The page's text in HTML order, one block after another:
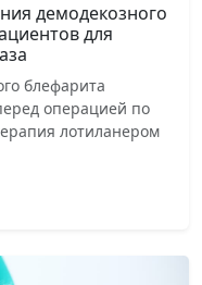
демодекозного
для
блефарита
операцией по
лотиланером